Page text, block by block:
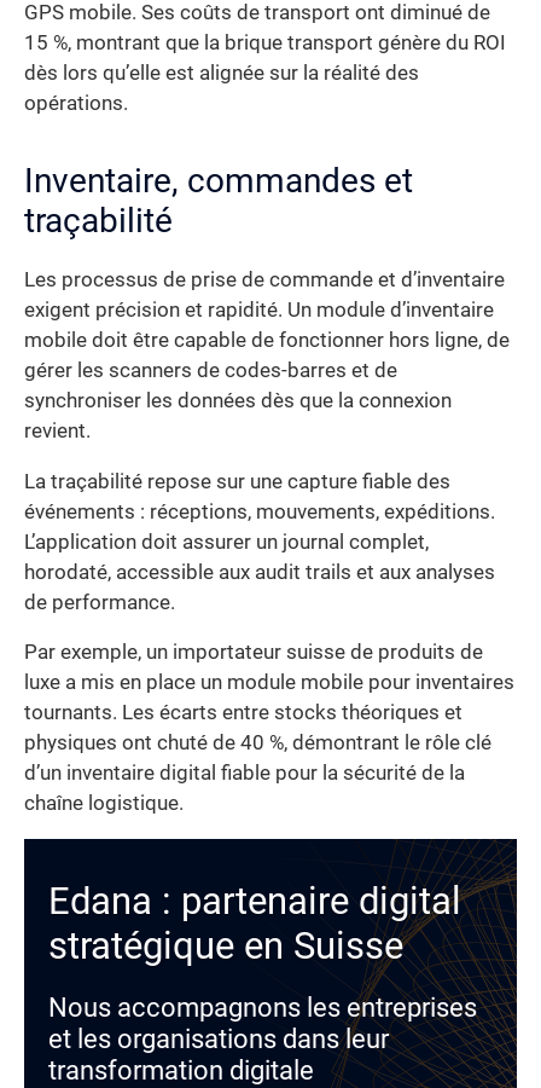
GPS mobile. Ses coûts de transport ont diminué de
15 %, montrant que la brique transport génère du ROI
dès lors qu’elle est alignée sur la réalité des
opérations.
Inventaire, commandes et
traçabilité
Les processus de prise de commande et d’inventaire
exigent précision et rapidité. Un module d’inventaire
mobile doit être capable de fonctionner hors ligne, de
gérer les scanners de codes-barres et de
synchroniser les données dès que la connexion
revient.
La traçabilité repose sur une capture fiable des
événements : réceptions, mouvements, expéditions.
L’application doit assurer un journal complet,
horodaté, accessible aux audit trails et aux analyses
de performance.
Par exemple, un importateur suisse de produits de
luxe a mis en place un module mobile pour inventaires
tournants. Les écarts entre stocks théoriques et
physiques ont chuté de 40 %, démontrant le rôle clé
d’un inventaire digital fiable pour la sécurité de la
chaîne logistique.
Edana : partenaire digital
stratégique en Suisse
Nous accompagnons les entreprises
et les organisations dans leur
transformation digitale